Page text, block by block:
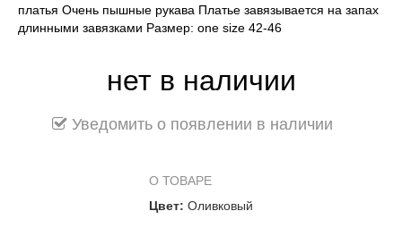
платья Очень пышные рукава Платье завязывается на запах
длинными завязками Размер: one size 42-46
нет в наличии
Уведомить о появлении в наличии
О ТОВАРЕ
Цвет: Оливковый